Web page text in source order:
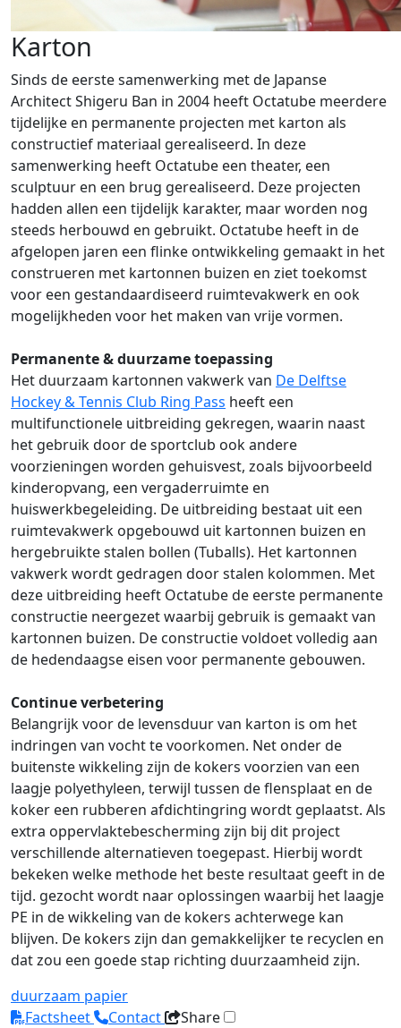
Karton
Sinds de eerste samenwerking met de Japanse
Architect Shigeru Ban in 2004 heeft Octatube meerdere
tijdelijke en permanente projecten met karton als
constructief materiaal gerealiseerd. In deze
samenwerking heeft Octatube een theater, een
sculptuur en een brug gerealiseerd. Deze projecten
hadden allen een tijdelijk karakter, maar worden nog
steeds herbouwd en gebruikt. Octatube heeft in de
afgelopen jaren een flinke ontwikkeling gemaakt in het
construeren met kartonnen buizen en ziet toekomst
voor een gestandaardiseerd ruimtevakwerk en ook
mogelijkheden voor het maken van vrije vormen.
Permanente & duurzame toepassing
Het duurzaam kartonnen vakwerk van De Delftse
Hockey & Tennis Club Ring Pass heeft een
multifunctionele uitbreiding gekregen, waarin naast
het gebruik door de sportclub ook andere
voorzieningen worden gehuisvest, zoals bijvoorbeeld
kinderopvang, een vergaderruimte en
huiswerkbegeleiding. De uitbreiding bestaat uit een
ruimtevakwerk opgebouwd uit kartonnen buizen en
hergebruikte stalen bollen (Tuballs). Het kartonnen
vakwerk wordt gedragen door stalen kolommen. Met
deze uitbreiding heeft Octatube de eerste permanente
constructie neergezet waarbij gebruik is gemaakt van
kartonnen buizen. De constructie voldoet volledig aan
de hedendaagse eisen voor permanente gebouwen.
Continue verbetering
Belangrijk voor de levensduur van karton is om het
indringen van vocht te voorkomen. Net onder de
buitenste wikkeling zijn de kokers voorzien van een
laagje polyethyleen, terwijl tussen de flensplaat en de
koker een rubberen afdichtingring wordt geplaatst. Als
extra oppervlaktebescherming zijn bij dit project
verschillende alternatieven toegepast. Hierbij wordt
bekeken welke methode het beste resultaat geeft in de
tijd. gezocht wordt naar oplossingen waarbij het laagje
PE in de wikkeling van de kokers achterwege kan
blijven. De kokers zijn dan gemakkelijker te recyclen en
dat zou een goede stap richting duurzaamheid zijn.
duurzaam papier
Factsheet
Contact
Share